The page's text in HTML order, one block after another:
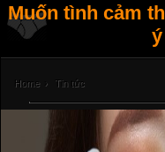
Muốn tình cảm
Home › Tin tức